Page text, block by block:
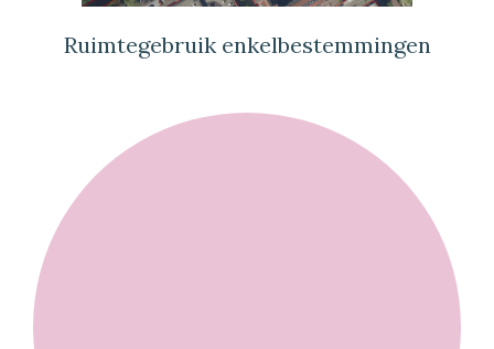
Ruimtegebruik enkelbestemmingen